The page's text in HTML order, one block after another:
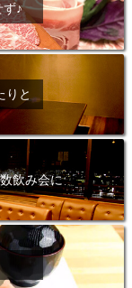
ず♪
りと
飲み会に